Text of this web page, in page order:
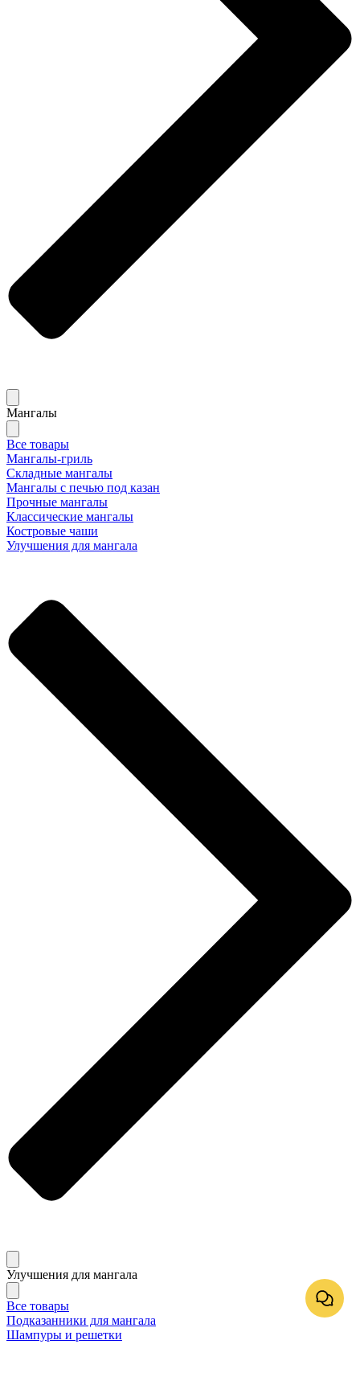
Мангалы
Все товары
Мангалы-гриль
Складные мангалы
Мангалы с печью под казан
Прочные мангалы
Классические мангалы
Костровые чаши
Улучшения для мангала
Улучшения для мангала
Все товары
Подказанники для мангала
Шампуры и решетки